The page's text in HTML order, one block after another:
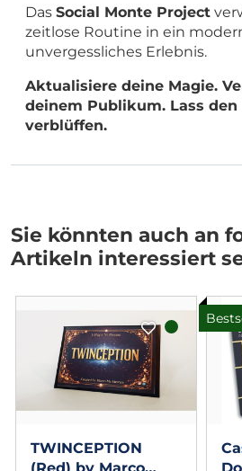
Das Social Monte Project
zeitlose Routine in ein
unvergessliches Erlebnis.
Aktualisiere deine Magie.
deinem Publikum. Lass
verblüffen.
Sie könnten auch an
Artikeln interessiert
TWINCEPTION